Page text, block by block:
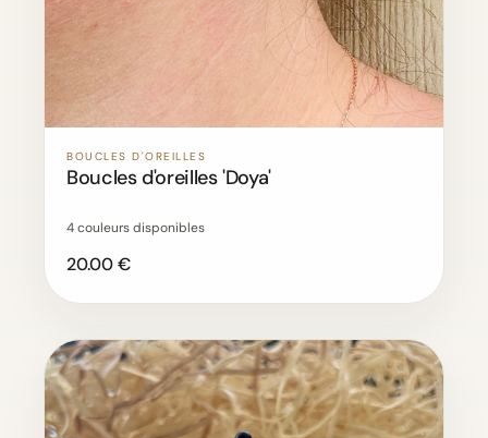
BOUCLES D'OREILLES
Boucles d'oreilles 'Doya'
4 couleurs disponibles
20.00 €